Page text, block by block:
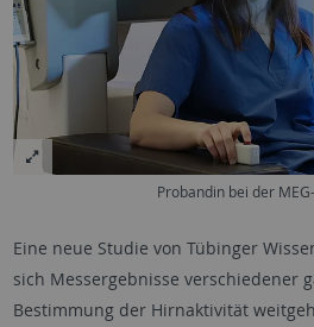
Probandin bei der
Eine neue Studie von Tübinger
sich Messergebnisse verschiedener
Bestimmung der Hirnaktivität